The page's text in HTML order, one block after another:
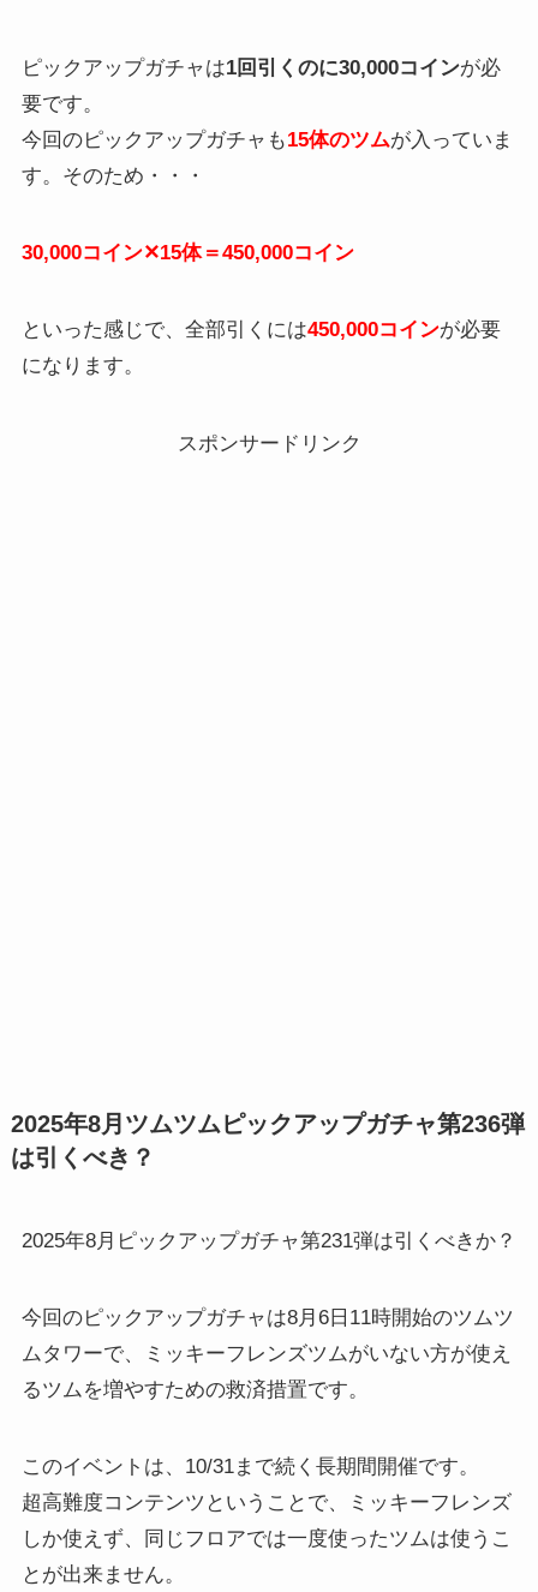
ピックアップガチャは1回引くのに30,000コインが必
要です。
今回のピックアップガチャも15体のツムが入っていま
す。そのため・・・
30,000コイン✕15体＝450,000コイン
といった感じで、全部引くには450,000コインが必要
になります。
スポンサードリンク
2025年8月ツムツムピックアップガチャ第236弾
は引くべき？
2025年8月ピックアップガチャ第231弾は引くべきか？
今回のピックアップガチャは8月6日11時開始のツムツ
ムタワーで、ミッキーフレンズツムがいない方が使え
るツムを増やすための救済措置です。
このイベントは、10/31まで続く長期間開催です。
超高難度コンテンツということで、ミッキーフレンズ
しか使えず、同じフロアでは一度使ったツムは使うこ
とが出来ません。